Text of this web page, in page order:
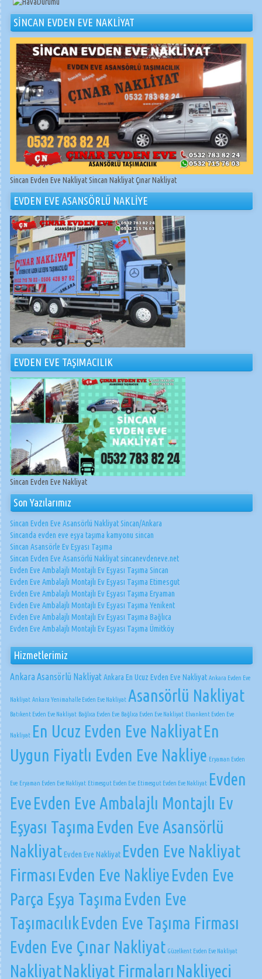
SİNCAN EVDEN EVE NAKLİYAT
Sincan Evden Eve Nakliyat Sincan Nakliyat Çınar Nakliyat
EVDEN EVE ASANSÖRLÜ NAKLİYE
EVDEN EVE TAŞIMACILIK
Sincan Evden Eve Nakliyat
Son Yazılarımız
Sincan Evden Eve Asansörlü Nakliyat Sincan/Ankara
Sincanda evden eve eşya taşıma kamyonu sincan
Sincan Asansörle Ev Eşyası Taşıma
Sincan Evden Eve Asansörlü Nakliyat sincanevdeneve.net
Evden Eve Ambalajlı Montajlı Ev Eşyası Taşıma Sincan
Evden Eve Ambalajlı Montajlı Ev Eşyası Taşıma Etimesgut
Evden Eve Ambalajlı Montajlı Ev Eşyası Taşıma Eryaman
Evden Eve Ambalajlı Montajlı Ev Eşyası Taşıma Yenikent
Evden Eve Ambalajlı Montajlı Ev Eşyası Taşıma Bağlıca
Evden Eve Ambalajlı Montajlı Ev Eşyası Taşıma Ümitköy
Hizmetlerimiz
Ankara Asansörlü NakliyatAnkara En Ucuz Evden Eve Nakliyat Ankara Evden Eve
Nakliyat Ankara Yenimahalle Evden Eve Nakliyat Asansörlü Nakliyat
Batıkent Evden Eve Nakliyat Bağlıca Evden Eve Bağlıca Evden Eve Nakliyat Elvankent Evden Eve
Nakliyat En Ucuz Evden Eve NakliyatEn
Uygun Fiyatlı Evden Eve Nakliye Eryaman Evden
Eve Eryaman Evden Eve Nakliyat Etimesgut Evden Eve Etimesgut Evden Eve Nakliyat Evden
EveEvden Eve Ambalajlı Montajlı Ev
Eşyası Taşıma Evden Eve Asansörlü
NakliyatEvden Eve Nakliyat Evden Eve Nakliyat
Firması Evden Eve NakliyeEvden Eve
Parça Eşya Taşıma Evden Eve
TaşımacılıkEvden Eve Taşıma Firması
Evden Eve Çınar Nakliyat Güzelkent Evden Eve Nakliyat
NakliyatNakliyat Firmaları Nakliyeci